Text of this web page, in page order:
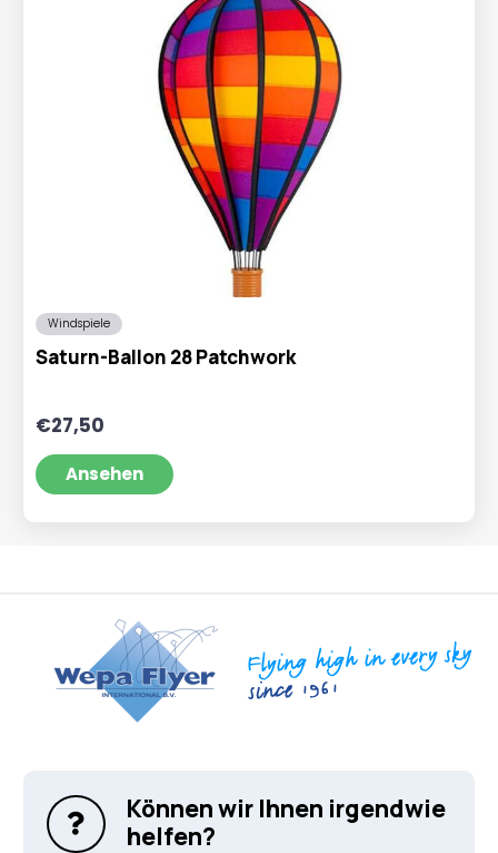
Windspiele
Saturn-Ballon 28 Patchwork
€27,50
Ansehen
Können wir Ihnen irgendwie
helfen?